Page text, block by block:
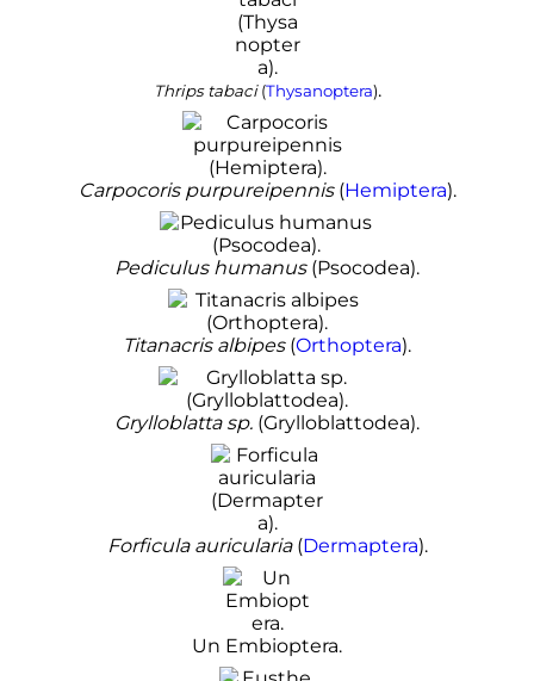
Thrips tabaci(Thysanoptera).
Carpocoris purpureipennis(Hemiptera).
Pediculus humanus(Psocodea).
Titanacris albipes(Orthoptera).
Grylloblatta sp. (Grylloblattodea).
Forficula auricularia(Dermaptera).
Un Embioptera.